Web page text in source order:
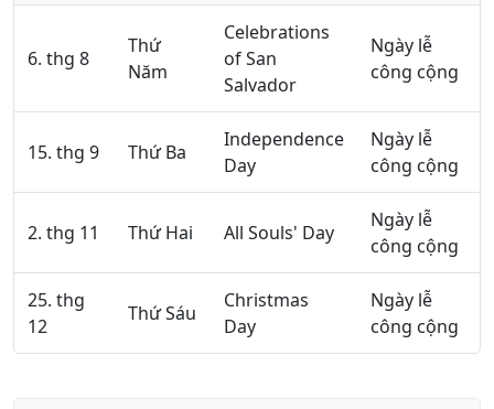
6. thg 8
Thứ
Năm
Celebrations
of San
Salvador
Ngày lễ
công cộng
15. thg 9 Thứ Ba
Independence
Day
Ngày lễ
công cộng
2. thg 11 Thứ Hai All Souls' Day
Ngày lễ
công cộng
25. thg
12
Thứ Sáu
Christmas
Day
Ngày lễ
công cộng